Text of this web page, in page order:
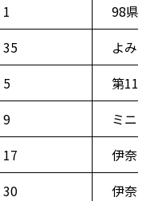
1
98県
35
よみ
5
第11
9
ミニ
17
伊奈
30
伊奈